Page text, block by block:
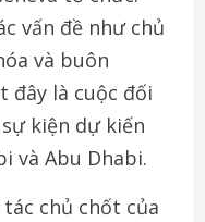
vấn đề như chủ
và buôn
đây là cuộc đối
kiện dự kiến
và Abu Dhabi.
tác chủ chốt của